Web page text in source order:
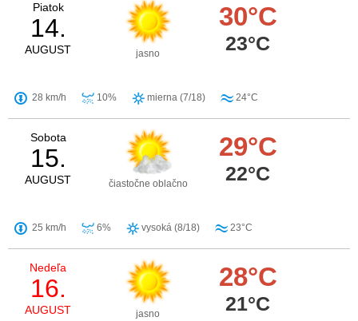
Piatok
14.
AUGUST jasno
30°C
23°C
28 km/h 10% mierna (7/18) 24°C
Sobota
15.
AUGUST čiastočne oblačno
29°C
22°C
25 km/h 6% vysoká (8/18) 23°C
Nedeľa
16.
AUGUST jasno
28°C
21°C